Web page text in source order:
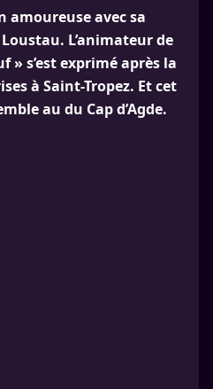
avec sa
L’animateur de
» s’est exprimé après la
à Saint-Tropez. Et cet
au du Cap d’Agde.